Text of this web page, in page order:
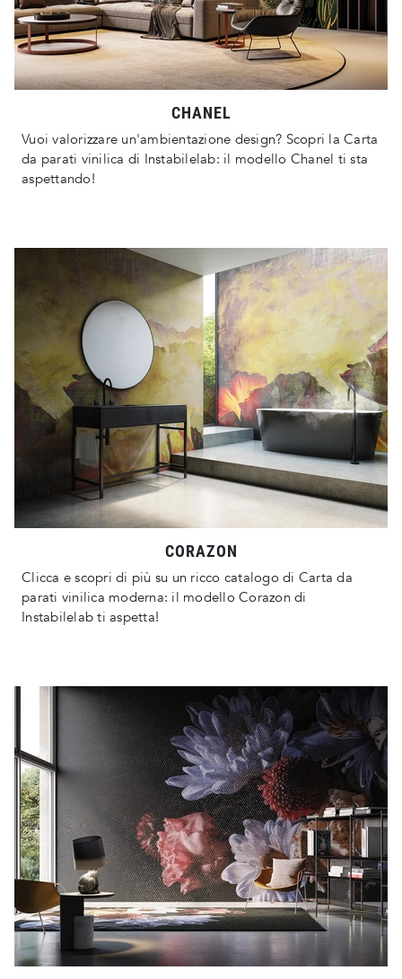
CHANEL
Vuoi valorizzare un'ambientazione design? Scopri la Carta
da parati vinilica di Instabilelab: il modello Chanel ti sta
aspettando!
CORAZON
Clicca e scopri di più su un ricco catalogo di Carta da
parati vinilica moderna: il modello Corazon di
Instabilelab ti aspetta!